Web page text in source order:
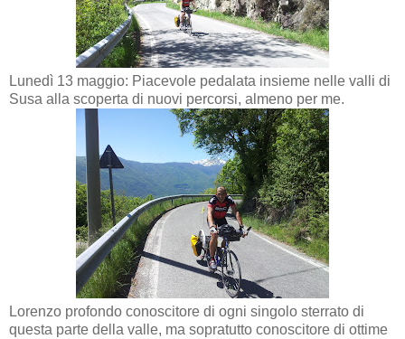
Lunedì 13 maggio: Piacevole pedalata insieme nelle valli di
Susa alla scoperta di nuovi percorsi, almeno per me.
Lorenzo profondo conoscitore di ogni singolo sterrato di
questa parte della valle, ma sopratutto conoscitore di ottime